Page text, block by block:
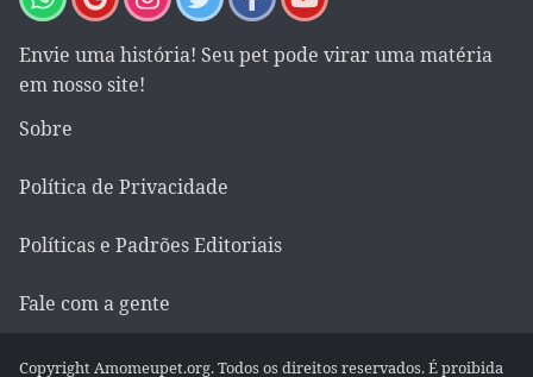
Envie uma história! Seu pet pode virar uma matéria
em nosso site!
Sobre
Política de Privacidade
Políticas e Padrões Editoriais
Fale com a gente
Copyright Amomeupet.org. Todos os direitos reservados. É proibida